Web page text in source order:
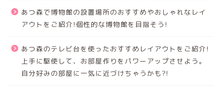
あつ森で博物館の設置場所のおすすめやおしゃれなレイ
アウトをご紹介!個性的な博物館を目指そう!
あつ森のテレビ台を使ったおすすめレイアウトをご紹介!
上手に駆使して、お部屋作りをパワーアップさせよう。
自分好みの部屋に一気に近づけちゃうかも?!